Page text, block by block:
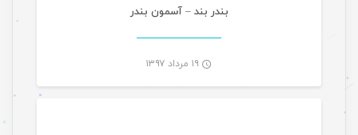
بندر بند – آسمون بندر
۱۹ مرداد ۱۳۹۷